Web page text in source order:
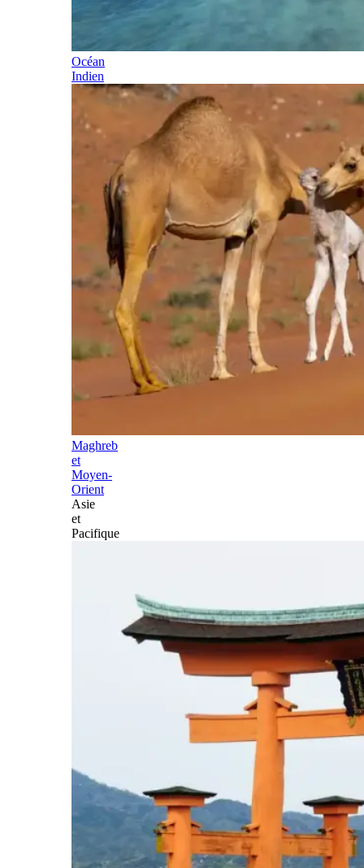
Océan
Indien
Maghreb
et
Moyen-
Orient
Asie
et
Pacifique